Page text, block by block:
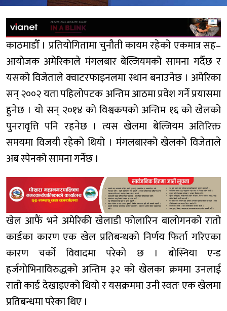
काठमाडौँ । प्रतियोगितामा चुनौती कायम रहेको एकमात्र सह–
आयोजक अमेरिकाले मंगलबार बेल्जियमको सामना गर्दैछ र
यसको विजेताले क्वाटरफाइनलमा स्थान बनाउनेछ । अमेरिका
सन् २००२ यता पहिलोपटक अन्तिम आठमा प्रवेश गर्ने प्रयासमा
हुनेछ । यो सन् २०१४ को विश्वकपको अन्तिम १६ को खेलको
पुनरावृत्ति पनि रहनेछ । त्यस खेलमा बेल्जियम अतिरिक्त
समयमा विजयी रहेको थियो । मंगलबारको खेलको विजेताले
अब स्पेनको सामना गर्नेछ ।
खेल आफैं भने अमेरिकी खेलाडी फोलारिन बालोगनको रातो
कार्डका कारण एक खेल प्रतिबन्धको निर्णय फिर्ता गरिएका
कारण चर्को विवादमा परेको छ । बोस्निया एन्ड
हर्जगोभिनाविरुद्धको अन्तिम ३२ को खेलका क्रममा उनलाई
रातो कार्ड देखाइएको थियो र यसक्रममा उनी स्वतः एक खेलमा
प्रतिबन्धमा परेका थिए ।